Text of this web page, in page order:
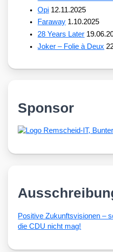
Opi 12.11.2025
Faraway 1.10.2025
28 Years Later
Joker – Folie à Deux
Sponsor
Posi­ti­ve Zukunfts­vi­sio­nen –
die CDU nicht mag!